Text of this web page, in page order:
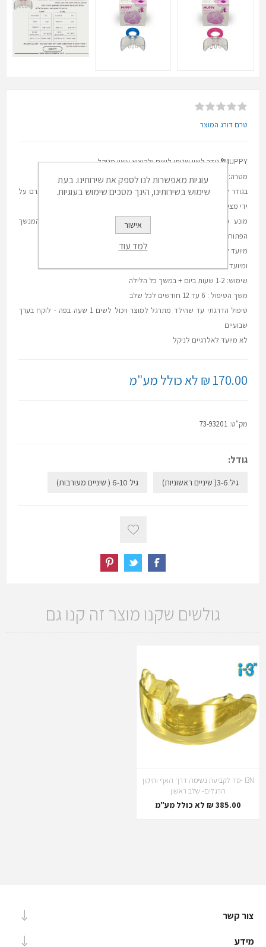
טרם דורג המוצר
MUPPY® גודר לשון שניתן לשים ולהוציא עשוי מניקל .
מטרה: להביא את הלשון אחורה שהמנשך הפתוח ייסגר .
בגודר לשון עשוי מניקל MUPPY- מיועד לטיפול במנשך קדמי פתוח שנגרם על
ידי מציצת אצבע או שימוש תכוף במוצץ.
מונע מהלשון להיכנס בין שורות השיניים, וכך מסייע לסגור את המנשך
הפתוח.מה.
מיועד לגלאי 3-6 שלב א
ומיועד לגילאי 6-10 שלב ב
שימוש: 1-2 שעות ביום + במשך כל הלילה
משך הטיפול : 6 עד 12 חודשים לכל שלב
טיפול הדרגתי עד שהילד מתרגל למוצר ויכול לשים 1 שעה בפה - לוקח בערך
שבועיים
לא מיועד לאלרגיים לניקל
170.00 ₪ לא כולל מע"מ
מק"ט: 73-93201
גודל:
גיל 3-6( שיניים ראשוניות) גיל 6-10 ( שיניים מעורבות)
גולשים שקנו מוצר זה קנו גם
I3N -סד לקביעת נשימה דרך האף ותיקון
הרגלים- שלב ראשון
385.00 ₪ לא כולל מע"מ
צור קשר
מידע
עוגיות מאפשרות לנו לספק את שירותינו. בעת
שימוש בשירותינו, הינך מסכים שימוש בעוגיות.
אישור
למד עוד